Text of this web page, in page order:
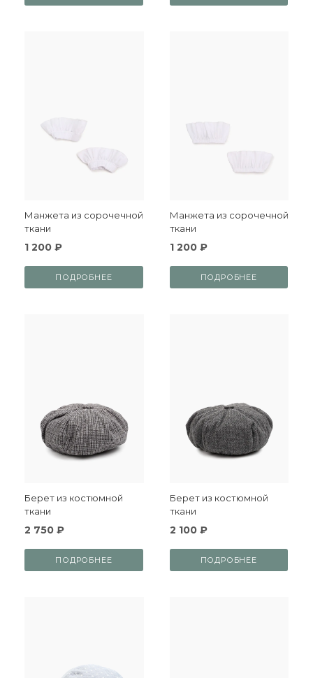
Манжета из сорочечной
ткани
1 200 ₽
ПОДРОБНЕЕ
Манжета из сорочечной
ткани
1 200 ₽
ПОДРОБНЕЕ
Берет из костюмной
ткани
2 750 ₽
ПОДРОБНЕЕ
Берет из костюмной
ткани
2 100 ₽
ПОДРОБНЕЕ